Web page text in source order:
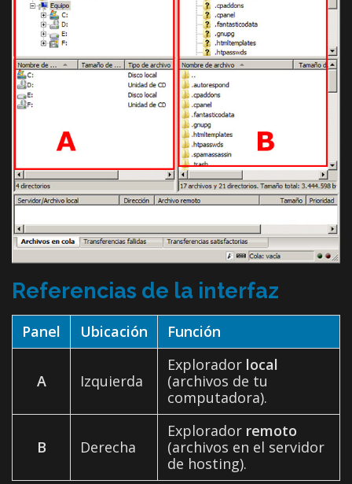
Referencias de la interfaz
Panel Ubicación Función
A Izquierda
Explorador local
(archivos de tu
computadora).
B Derecha
Explorador remoto
(archivos en el servidor
de hosting).